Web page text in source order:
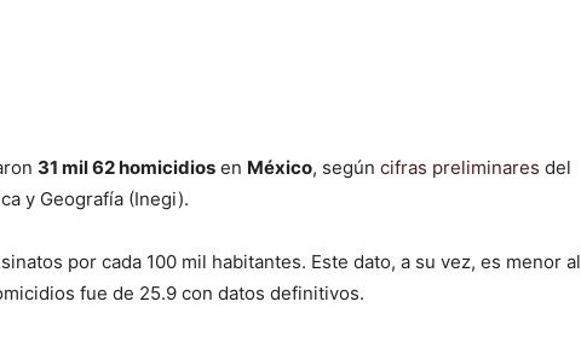
31 mil 62 homicidios en México, según cifras preliminares del
y Geografía (Inegi).
por cada 100 mil habitantes. Este dato, a su vez, es menor al
fue de 25.9 con datos definitivos.